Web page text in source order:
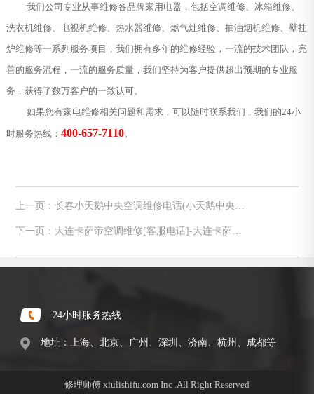
我们公司专业从事维修各品牌家用电器，包括空调维修、冰箱维修、
洗衣机维修、电视机维修、热水器维修、燃气灶维修、抽油烟机维修、壁挂
炉维修等一系列服务项目，我们拥有多年的维修经验，一流的技术团队，完
善的服务流程，一流的服务质量，我们坚持为客户提供超出预期的专业服
务，获得了数万客户的一致认可。
如果您有家电维修相关问题和需求，可以随时联系我们，我们的24小
时服务热线： 400-657-7110。
上一页：长春小天鹅中央空调维修电话(小天鹅中央空
下一页：大连卡萨帝空调维修[客服电话]-大连卡萨帝
24小时服务热线
地址：上海、北京、广州、深圳、济南、杭州、成都等
修理师傅 xiulishifu.com Inc .All Right Reserved